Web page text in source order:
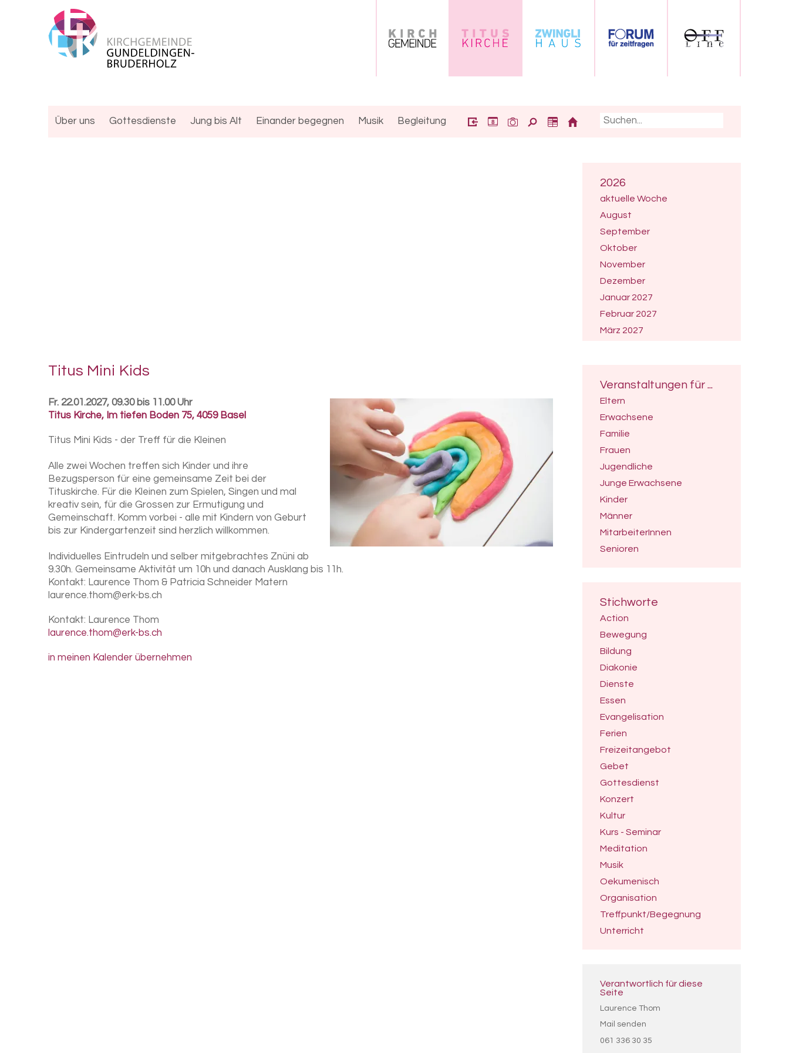
Über uns Gottesdienste Jung bis Alt Einander begegnen Musik Begleitung 8
2026
aktuelle Woche
August
September
Oktober
November
Dezember
Januar 2027
Februar 2027
März 2027
Juni 2027
Juli 2027
Veranstaltungen für ...
Eltern
Erwachsene
Familie
Frauen
Jugendliche
Junge Erwachsene
Kinder
Männer
MitarbeiterInnen
Senioren
Stichworte
Action
Bewegung
Bildung
Diakonie
Dienste
Essen
Evangelisation
Ferien
Freizeitangebot
Gebet
Gottesdienst
Konzert
Kultur
Kurs - Seminar
Meditation
Musik
Oekumenisch
Organisation
Treffpunkt/Begegnung
Unterricht
Verantwortlich für diese
Seite
Laurence Thom
Mail senden
061 336 30 35
Titus Mini Kids
Fr. 22.01.2027, 09.30 bis 11.00 Uhr
Titus Kirche, Im tiefen Boden 75, 4059 Basel
Titus Mini Kids - der Treff für die Kleinen
Alle zwei Wochen treffen sich Kinder und ihre
Bezugsperson für eine gemeinsame Zeit bei der
Tituskirche. Für die Kleinen zum Spielen, Singen und mal
kreativ sein, für die Grossen zur Ermutigung und
Gemeinschaft. Komm vorbei - alle mit Kindern von Geburt
bis zur Kindergartenzeit sind herzlich willkommen.
Individuelles Eintrudeln und selber mitgebrachtes Znüni ab
9.30h. Gemeinsame Aktivität um 10h und danach Ausklang bis 11h.
Kontakt: Laurence Thom & Patricia Schneider Matern
laurence.thom@erk-bs.ch
Kontakt: Laurence Thom
laurence.thom@erk-bs.ch
in meinen Kalender übernehmen